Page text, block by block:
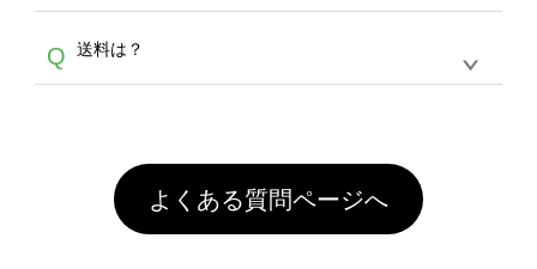
トは発送完了の翌日に付与され、次回ご注文時
からご利用頂けます。ポイントの有効期限は一
年間です。【会員ランク】過去10カ月のご注
文回数により会員ランク割引(最大5%)が適用
頂いても、ログインがされていなければ、ラン
クにカウントがされません。
ワイト、トートバッグのナチュラル、ホワイト
といって、プリントを定着させるための処理剤
を塗布しており、短納期・低価格で商品をお届
害な性質で、水洗いで落とすことが可能です。
お手数ですが、お客様ご自身にて着用前に落と
していただけますようお願いいたします。※1
通常注文・直送機能でのご注文に関わらず、前
A
ません。いずれのデータも該当デザインのみ画
像(JPEG,PNG,GIF,PDF)に変換、またはAdobe
Q 送料は？
引」などによるお値引きで4,000円未満になる
場合は送料がかかりますので、ご注意くださ
い。
よくある質問ページへ